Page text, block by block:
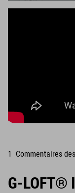
1 Commentaires
G-LOFT®